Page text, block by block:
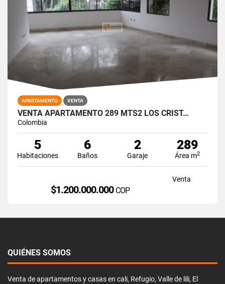
APARTAMENTO VENTA
VENTA APARTAMENTO 289 MTS2 LOS CRIST…
Colombia
5
Habitaciones
6
Baños
2
Garaje
289
Área m2
Venta
$1.200.000.000 COP
QUIÉNES SOMOS
Venta de apartamentos y casas en cali, Refugio, Valle de lili, El